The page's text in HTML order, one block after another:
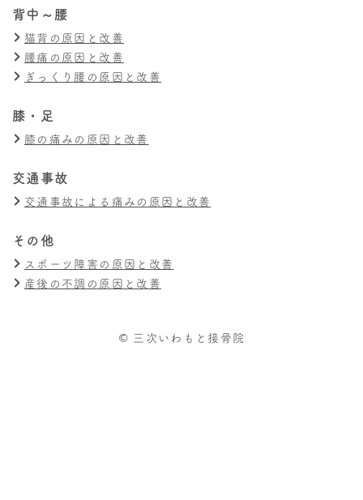
背中～腰
猫背の原因と改善
腰痛の原因と改善
ぎっくり腰の原因と改善
膝・足
膝の痛みの原因と改善
交通事故
交通事故による痛みの原因と改善
その他
スポーツ障害の原因と改善
産後の不調の原因と改善
© 三次いわもと接骨院